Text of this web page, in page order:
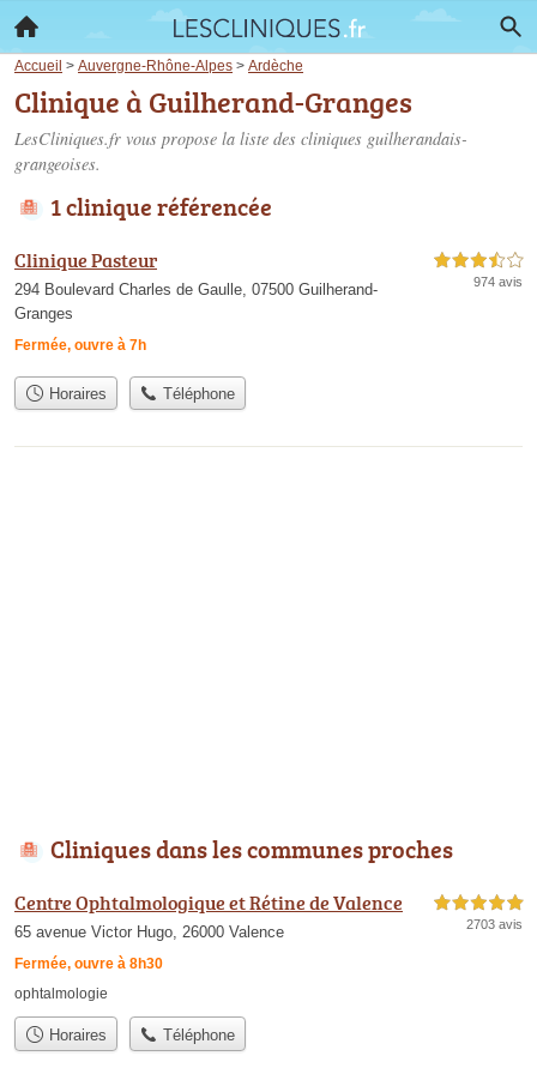
Accueil > Auvergne-Rhône-Alpes > Ardèche
Clinique à Guilherand-Granges
LesCliniques.fr vous propose la liste des cliniques guilherandais-
grangeoises.
1 clinique référencée
Clinique Pasteur
294 Boulevard Charles de Gaulle, 07500 Guilherand-
Granges
Fermée, ouvre à 7h
3,5 étoiles sur 5
974 avis
Horaires Téléphone
Cliniques dans les communes proches
Centre Ophtalmologique et Rétine de Valence
65 avenue Victor Hugo, 26000 Valence
Fermée, ouvre à 8h30
5,0 étoiles sur 5
2703 avis
ophtalmologie
Horaires Téléphone